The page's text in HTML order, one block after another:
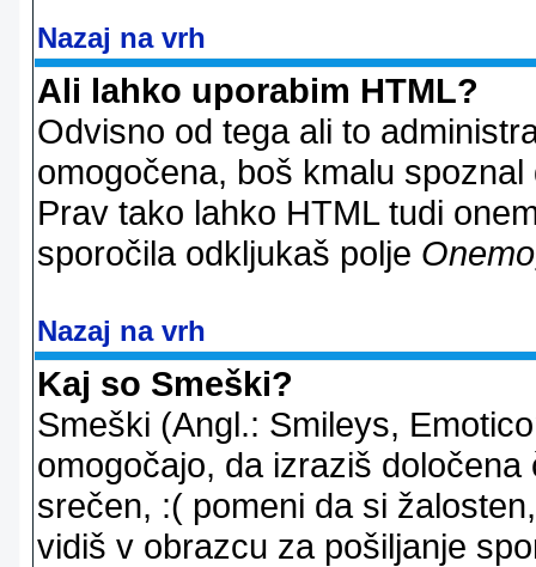
Nazaj na vrh
Ali lahko uporabim HTML?
Odvisno od tega ali to
omogočena, boš kmalu
Prav tako lahko HTML tudi
sporočila odkljukaš polje
Nazaj na vrh
Kaj so Smeški?
Smeški (Angl.: Smileys,
omogočajo, da izraziš
srečen, :( pomeni da si
vidiš v obrazcu za pošiljanje